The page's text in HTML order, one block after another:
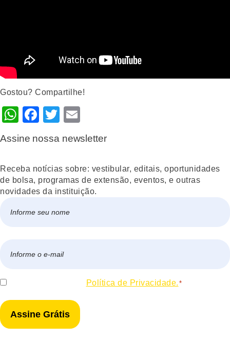
Gostou? Compartilhe!
WhatsApp
Facebook
Twitter
Assine nossa newsletter
Receba notícias sobre: vestibular, editais, oportunidades
de bolsa, programas de extensão, eventos, e outras
novidades da instituição.
mail
Consentir Política de Privacidade. *